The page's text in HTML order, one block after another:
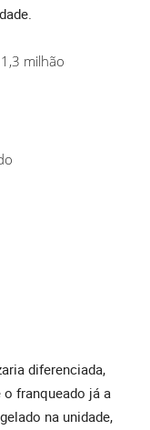
milhão
diferenciada,
franqueado já a
na unidade,